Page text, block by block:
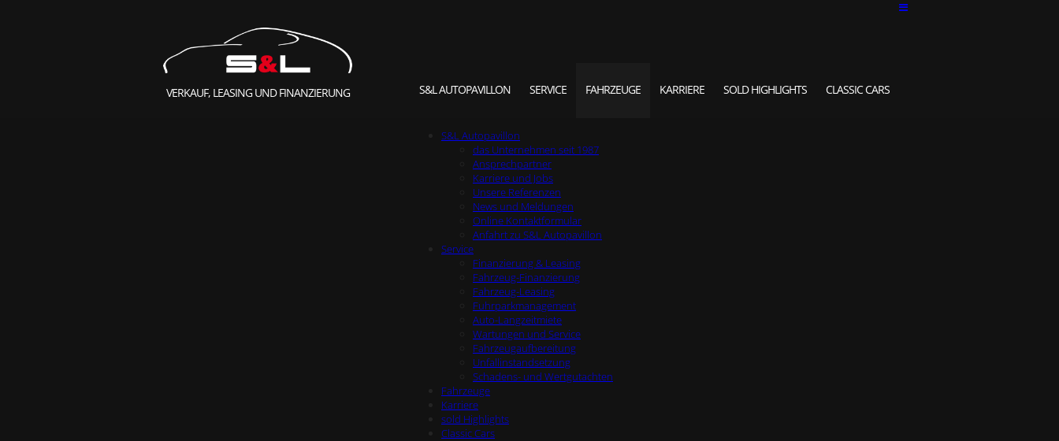
VERKAUF, LEASING UND FINANZIERUNG S&L AUTOPAVILLON SERVICE FAHRZEUGE KARRIERE SOLD HIGHLIGHTS CLASSIC CARS
S&L Autopavillon
das Unternehmen seit 1987
Ansprechpartner
Karriere und Jobs
Unsere Referenzen
News und Meldungen
Online Kontaktformular
Anfahrt zu S&L Autopavillon
Service
Finanzierung & Leasing
Fahrzeug-Finanzierung
Fahrzeug-Leasing
Fuhrparkmanagement
Auto-Langzeitmiete
Wartungen und Service
Fahrzeugaufbereitung
Unfallinstandsetzung
Schadens- und Wertgutachten
Fahrzeuge
Karriere
sold Highlights
Classic Cars